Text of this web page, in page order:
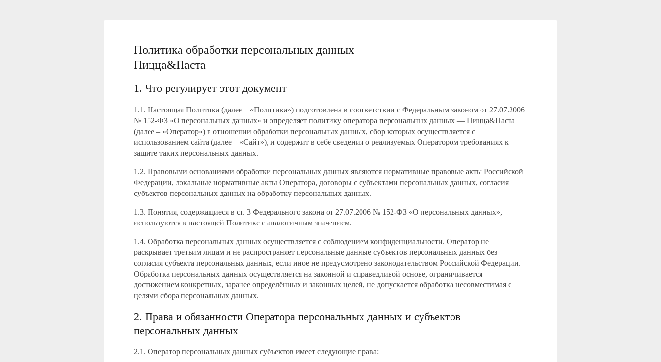
Политика обработки персональных данных
Пицца&Паста
1. Что регулирует этот документ
1.1. Настоящая Политика (далее – «Политика») подготовлена в соответствии с Федеральным законом от 27.07.2006
№ 152-ФЗ «О персональных данных» и определяет политику оператора персональных данных — Пицца&Паста
(далее – «Оператор») в отношении обработки персональных данных, сбор которых осуществляется с
использованием сайта (далее – «Сайт»), и содержит в себе сведения о реализуемых Оператором требованиях к
защите таких персональных данных.
1.2. Правовыми основаниями обработки персональных данных являются нормативные правовые акты Российской
Федерации, локальные нормативные акты Оператора, договоры с субъектами персональных данных, согласия
субъектов персональных данных на обработку персональных данных.
1.3. Понятия, содержащиеся в ст. 3 Федерального закона от 27.07.2006 № 152-ФЗ «О персональных данных»,
используются в настоящей Политике с аналогичным значением.
1.4. Обработка персональных данных осуществляется с соблюдением конфиденциальности. Оператор не
раскрывает третьим лицам и не распространяет персональные данные субъектов персональных данных без
согласия субъекта персональных данных, если иное не предусмотрено законодательством Российской Федерации.
Обработка персональных данных осуществляется на законной и справедливой основе, ограничивается
достижением конкретных, заранее определённых и законных целей, не допускается обработка несовместимая с
целями сбора персональных данных.
2. Права и обязанности Оператора персональных данных и субъектов
персональных данных
2.1. Оператор персональных данных субъектов имеет следующие права: